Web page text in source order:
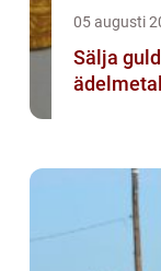
05 augusti
Sälja guld så får du ut mest av dina